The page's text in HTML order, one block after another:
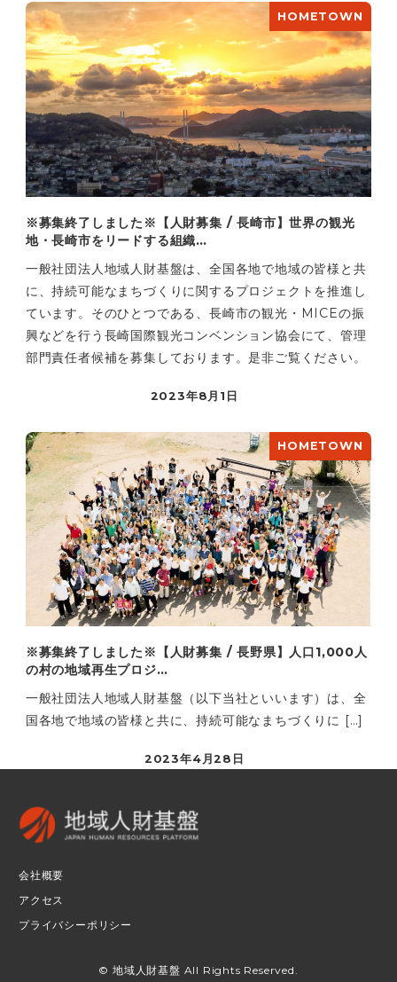
HOMETOWN
※募集終了しました※【人財募集 / 長崎市】世界の観光
地・長崎市をリードする組織…
一般社団法人地域人財基盤は、全国各地で地域の皆様と共
に、持続可能なまちづくりに関するプロジェクトを推進し
ています。そのひとつである、長崎市の観光・MICEの振
興などを行う長崎国際観光コンベンション協会にて、管理
部門責任者候補を募集しております。是非ご覧ください。
2023年8月1日
HOMETOWN
※募集終了しました※【人財募集 / 長野県】人口1,000人
の村の地域再生プロジ…
一般社団法人地域人財基盤（以下当社といいます）は、全
国各地で地域の皆様と共に、持続可能なまちづくりに […]
2023年4月28日
会社概要
アクセス
プライバシーポリシー
© 地域人財基盤 All Rights Reserved.